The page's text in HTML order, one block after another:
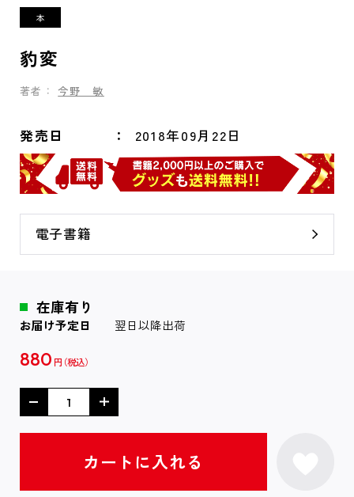
豹変
著者： 今野 敏
発売日 2018年09月22日
電子書籍
在庫有り
お届け予定日 翌日以降出荷
880 円